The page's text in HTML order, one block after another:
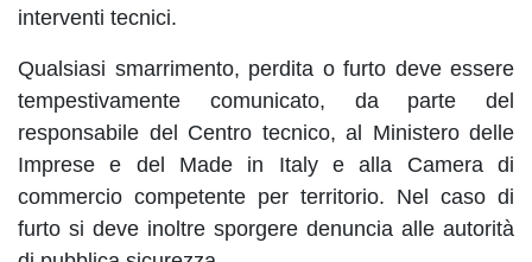
interventi tecnici.
Qualsiasi smarrimento, perdita o furto deve essere
tempestivamente comunicato, da parte del
responsabile del Centro tecnico, al Ministero delle
Imprese e del Made in Italy e alla Camera di
commercio competente per territorio. Nel caso di
furto si deve inoltre sporgere denuncia alle autorità